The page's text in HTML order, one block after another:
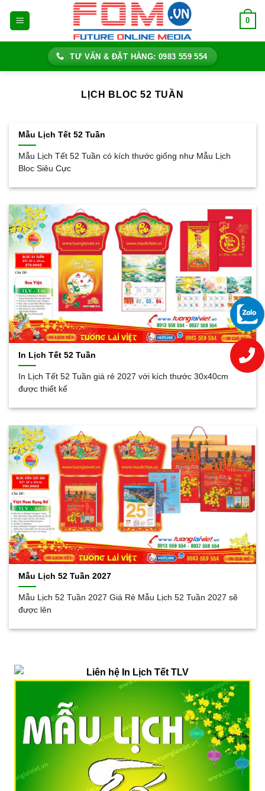
0
TƯ VẤN & ĐẶT HÀNG: 0983 559 554
LỊCH BLOC 52 TUẦN
Mẫu Lịch Tết 52 Tuần
Mẫu Lịch Tết 52 Tuần có kích thước giống như Mẫu Lịch
Bloc Siêu Cực
In Lịch Tết 52 Tuần
In Lịch Tết 52 Tuần giá rẻ 2027 với kích thước 30x40cm
được thiết kế
Mẫu Lịch 52 Tuần 2027
Mẫu Lịch 52 Tuần 2027 Giá Rẻ Mẫu Lịch 52 Tuần 2027 sẽ
được lên